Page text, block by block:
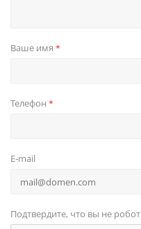
Ваше имя *
Телефон *
E-mail
Подтвердите, что вы не робот